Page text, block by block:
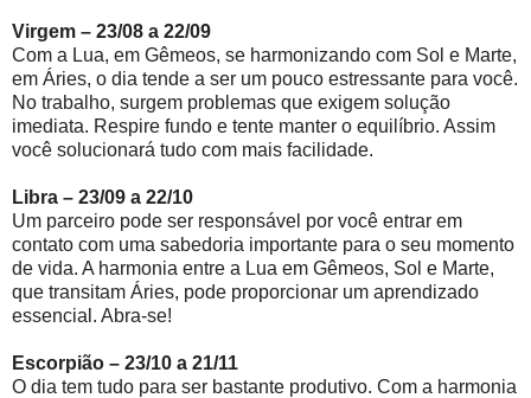
Virgem – 23/08 a 22/09
Com a Lua, em Gêmeos, se harmonizando com Sol e Marte,
em Áries, o dia tende a ser um pouco estressante para você.
No trabalho, surgem problemas que exigem solução
imediata. Respire fundo e tente manter o equilíbrio. Assim
você solucionará tudo com mais facilidade.
Libra – 23/09 a 22/10
Um parceiro pode ser responsável por você entrar em
contato com uma sabedoria importante para o seu momento
de vida. A harmonia entre a Lua em Gêmeos, Sol e Marte,
que transitam Áries, pode proporcionar um aprendizado
essencial. Abra-se!
Escorpião – 23/10 a 21/11
O dia tem tudo para ser bastante produtivo. Com a harmonia